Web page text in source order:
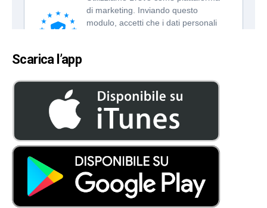
Scarica l’app